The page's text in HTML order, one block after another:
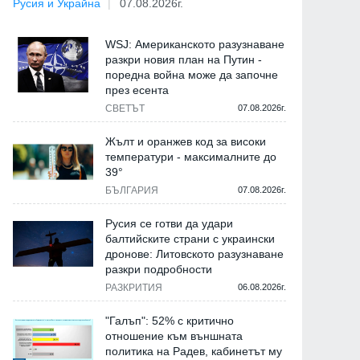
Русия и Украйна 07.08.2026г.
WSJ: Американското разузнаване
разкри новия план на Путин -
поредна война може да започне
през есента
СВЕТЪТ 07.08.2026г.
Жълт и оранжев код за високи
температури - максималните до
39°
БЪЛГАРИЯ 07.08.2026г.
Русия се готви да удари
балтийските страни с украински
дронове: Литовското разузнаване
разкри подробности
РАЗКРИТИЯ 06.08.2026г.
"Галъп": 52% с критично
отношение към външната
политика на Радев, кабинетът му